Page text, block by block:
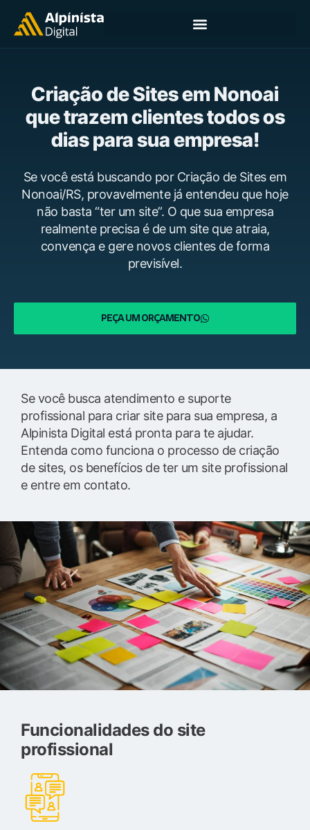
Criação de Sites em Nonoai
que trazem clientes todos os
dias para sua empresa!
Se você está buscando por Criação de Sites em
Nonoai/RS, provavelmente já entendeu que hoje
não basta “ter um site”. O que sua empresa
realmente precisa é de um site que atraia,
convença e gere novos clientes de forma
previsível.
PEÇA UM ORÇAMENTO
Se você busca atendimento e suporte
profissional para criar site para sua empresa, a
Alpinista Digital está pronta para te ajudar.
Entenda como funciona o processo de criação
de sites, os benefícios de ter um site profissional
e entre em contato.
Funcionalidades do site
profissional